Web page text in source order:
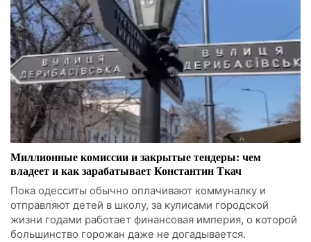
Миллионные комиссии и закрытые тендеры: чем
владеет и как зарабатывает Константин Ткач
Пока одесситы обычно оплачивают коммуналку и
отправляют детей в школу, за кулисами городской
жизни годами работает финансовая империя, о которой
большинство горожан даже не догадывается.